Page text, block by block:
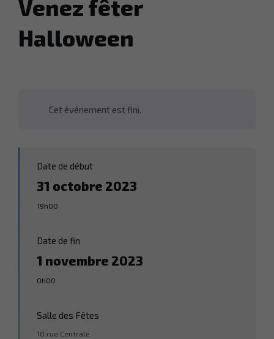
Venez fêter
Halloween
Cet événement est fini.
Date de début
31 octobre 2023
19h00
Date de fin
1 novembre 2023
0h00
Salle des Fêtes
18 rue Centrale